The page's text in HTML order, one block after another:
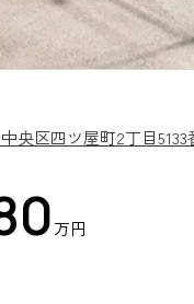
央区四ツ屋町2丁目5133
万円